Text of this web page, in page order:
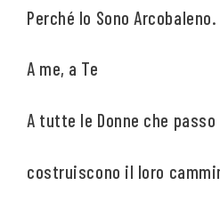
Perché Io Sono Arcobaleno.
A me, a Te
A tutte le Donne che passo
costruiscono il loro